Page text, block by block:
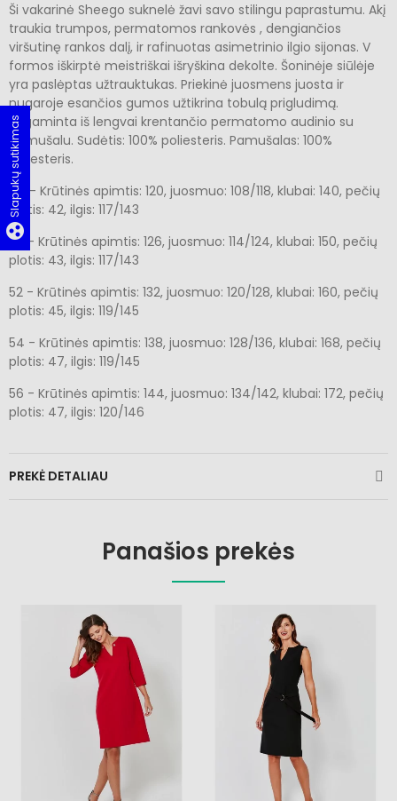
Ši vakarinė Sheego suknelė žavi savo stilingu paprastumu. Akį
traukia trumpos, permatomos rankovės , dengiančios
viršutinę rankos dalį, ir rafinuotas asimetrinio ilgio sijonas. V
formos iškirptė meistriškai išryškina dekolte. Šoninėje siūlėje
yra paslėptas užtrauktukas. Priekinė juosmens juosta ir
nugaroje esančios gumos užtikrina tobulą prigludimą.
Pagaminta iš lengvai krentančio permatomo audinio su
pamušalu. Sudėtis: 100% poliesteris. Pamušalas: 100%
poliesteris.
48 - Krūtinės apimtis: 120, juosmuo: 108/118, klubai: 140, pečių
plotis: 42, ilgis: 117/143
50 - Krūtinės apimtis: 126, juosmuo: 114/124, klubai: 150, pečių
plotis: 43, ilgis: 117/143
52 - Krūtinės apimtis: 132, juosmuo: 120/128, klubai: 160, pečių
plotis: 45, ilgis: 119/145
54 - Krūtinės apimtis: 138, juosmuo: 128/136, klubai: 168, pečių
plotis: 47, ilgis: 119/145
56 - Krūtinės apimtis: 144, juosmuo: 134/142, klubai: 172, pečių
plotis: 47, ilgis: 120/146
PREKĖ DETALIAU
Panašios prekės
group_work
Slapukų sutikimas